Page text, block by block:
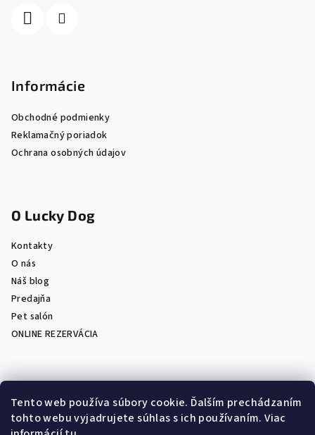
Tento web používa súbory cookie. Ďalším prechádzaním
tohto webu vyjadrujete súhlas s ich používaním. Viac
Informácie
Obchodné podmienky
Reklamačný poriadok
Ochrana osobných údajov
O Lucky Dog
Kontakty
O nás
Náš blog
Predajňa
Pet salón
ONLINE REZERVÁCIA
Prijímame online platby